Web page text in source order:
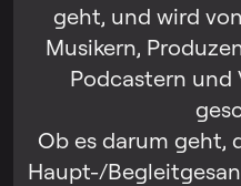
geht, und wird
Musikern,
Podcastern
Ob es darum geht,
Haupt-/